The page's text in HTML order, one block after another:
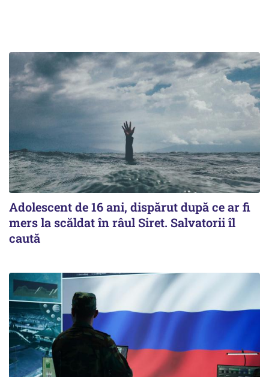
Adolescent de 16 ani, dispărut după ce ar fi
mers la scăldat în râul Siret. Salvatorii îl
caută